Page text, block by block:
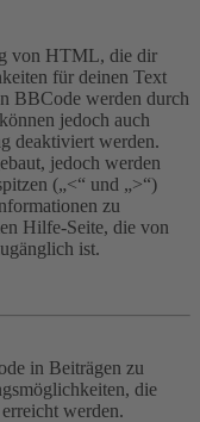
von HTML, die dir
für deinen Text
BBCode werden durch
jedoch auch
deaktiviert werden.
jedoch werden
(„<“ und „>“)
zu
Hilfe-Seite, die von
ist.
in Beiträgen zu
die
werden.